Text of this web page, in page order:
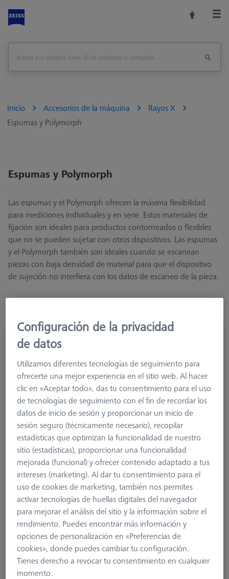
Inicio Accesorios de la máquina
Rayos X
Espumas y Polymorph
Espumas y Polymorph
Las espumas y el Polymorph ofrecen la máxima flexibilidad
para mediciones individuales y en serie. Estos materiales de
fijación son ideales para productos contorneados o flexibles
que no se pueden sujetar con otros dispositivos. Las espumas
y el Polymorph también son ideales cuando se escanean
piezas con baja densidad de material para que el dispositivo
de sujeción no interfiera con los datos de escaneo de la pieza.
OmniFix CT espuma 9.63 kg/m³
Configuración de la privacidad
de datos
Utilizamos diferentes tecnologías de seguimiento para
ofrecerte una mejor experiencia en el sitio web. Al hacer
clic en «Aceptar todo», das tu consentimiento para el uso
de tecnologías de seguimiento con el fin de recordar los
datos de inicio de sesión y proporcionar un inicio de
sesión seguro (técnicamente necesario), recopilar
estadísticas que optimizan la funcionalidad de nuestro
sitio (estadísticas), proporcionar una funcionalidad
mejorada (funcional) y ofrecer contenido adaptado a tus
intereses (marketing). Al dar tu consentimiento para el
uso de cookies de marketing, también nos permites
activar tecnologías de huellas digitales del navegador
para mejorar el análisis del sitio y la información sobre el
rendimiento. Puedes encontrar más información y
opciones de personalización en «Preferencias de
cookies», donde puedes cambiar tu configuración.
Tienes derecho a revocar tu consentimiento en cualquier
momento.